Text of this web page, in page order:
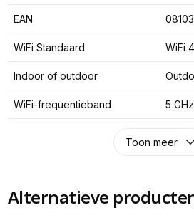
EAN
WiFi Standaard WiFi
Indoor of outdoor
WiFi-frequentieband 5 GHz
Toon meer
Alternatieve